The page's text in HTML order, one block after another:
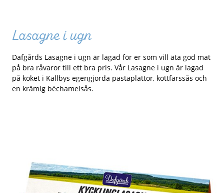
Lasagne i ugn
Dafgårds Lasagne i ugn är lagad för er som vill äta god mat
på bra råvaror till ett bra pris. Vår Lasagne i ugn är lagad
på köket i Källbys egengjorda pastaplattor, köttfärssås och
en krämig béchamelsås.